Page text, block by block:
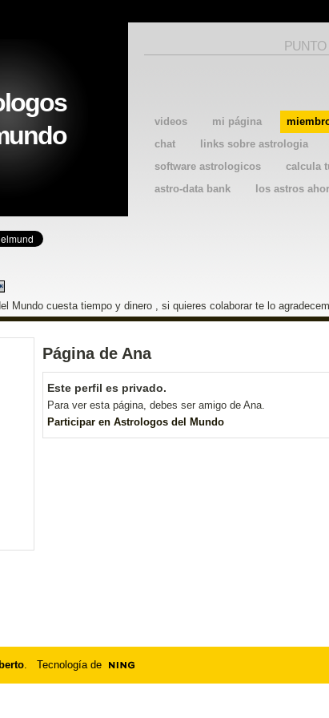
videos mi página
chat
links sobre astrologia
software astrologicos
calcula
astro-data bank
los astros
Mundo cuesta tiempo y dinero , si quieres colaborar te lo
Página de Ana
Este perfil es privado.
Para ver esta página, debes ser amigo de Ana.
Participar en Astrologos del Mundo
. Tecnología de